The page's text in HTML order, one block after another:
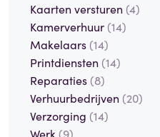
Kaarten versturen (4)
Kamerverhuur (14)
Makelaars (14)
Printdiensten (14)
Reparaties (8)
Verhuurbedrijven (20)
Verzorging (14)
Werk (9)